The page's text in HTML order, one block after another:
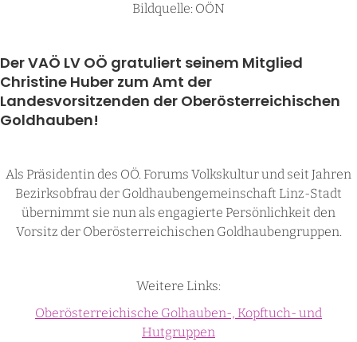
Bildquelle: OÖN
Der VAÖ LV OÖ gratuliert seinem Mitglied
Christine Huber zum Amt der
Landesvorsitzenden der Oberösterreichischen
Goldhauben!
Als Präsidentin des OÖ. Forums Volkskultur und seit Jahren
Bezirksobfrau der Goldhaubengemeinschaft Linz-Stadt
übernimmt sie nun als engagierte Persönlichkeit den
Vorsitz der Oberösterreichischen Goldhaubengruppen.
Weitere Links:
Oberösterreichische Golhauben-, Kopftuch- und
Hutgruppen